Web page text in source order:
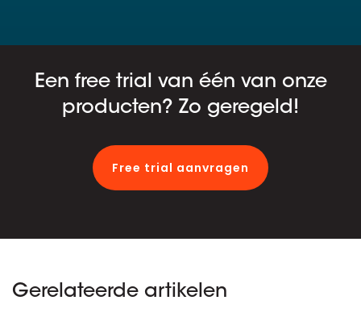
Een free trial van één van onze
producten? Zo geregeld!
Free trial aanvragen
Gerelateerde artikelen